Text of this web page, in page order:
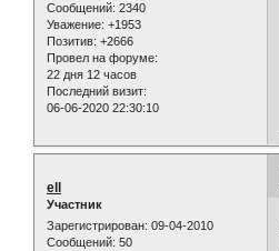
Сообщений: 2340
Уважение: +1953
Позитив: +2666
Провел на форуме:
22 дня 12 часов
Последний визит:
06-06-2020 22:30:10
ell
Участник
Зарегистрирован: 09-04-2010
Сообщений: 50